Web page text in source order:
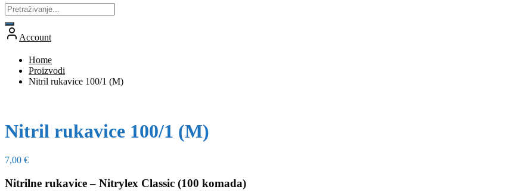
Account
Home
Proizvodi
Nitril rukavice 100/1 (M)
Nitril rukavice 100/1 (M)
7,00 €
Nitrilne rukavice – Nitrylex Classic (100 komada)